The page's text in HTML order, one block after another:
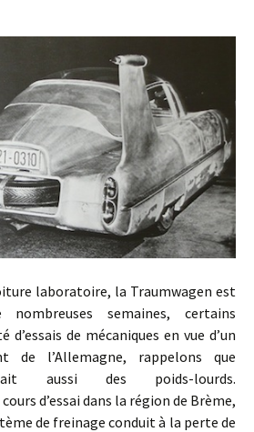
laboratoire, la Traumwagen est
semaines, certains
de mécaniques en vue d’un
de l’Allemagne, rappelons que
aussi des poids-lourds.
d’essai dans la région de Brème,
de freinage conduit à la perte de